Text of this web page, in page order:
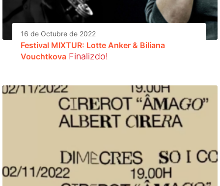
16 de Octubre de 2022
Festival MIXTUR: Lotte Anker & Biliana
Vouchtkova Finalizdo!